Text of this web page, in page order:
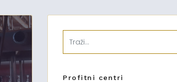
Profitni centri